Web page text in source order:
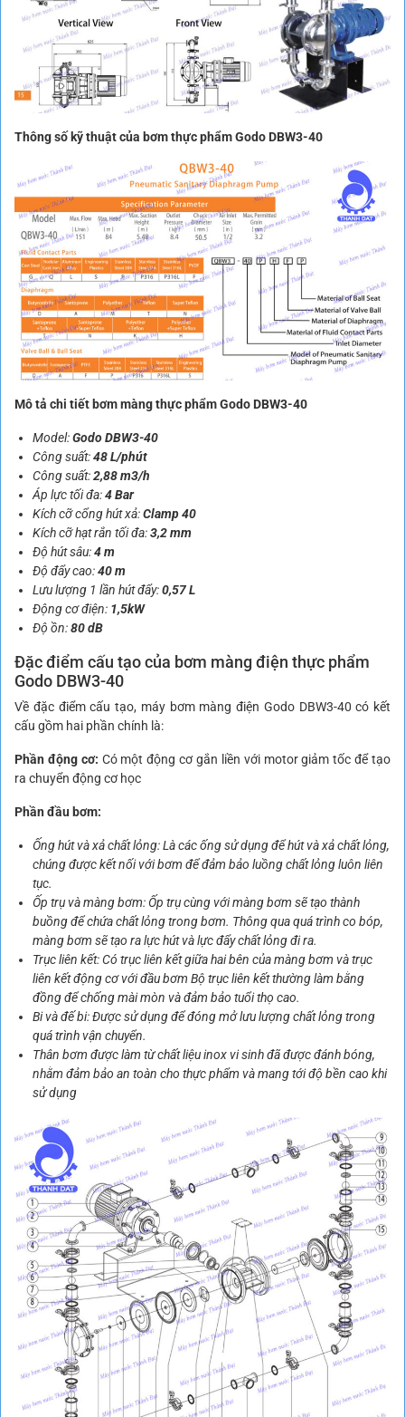
Thông số kỹ thuật của bơm thực phẩm Godo DBW3-40
Mô tả chi tiết bơm màng thực phẩm Godo DBW3-40
Model:Godo DBW3-40
Công suất:48 L/phút
Công suất:2,88 m3/h
Áp lực tối đa:4 Bar
Kích cỡ cổng hút xả:Clamp 40
Kích cỡ hạt rắn tối đa:3,2 mm
Độ hút sâu:4 m
Độ đẩy cao:40 m
Lưu lượng 1 lần hút đẩy:0,57L
Động cơ điện: 1,5kW
Độ ồn:80 dB
Đặc điểm cấu tạo của bơm màng điện thực phẩm
Godo DBW3-40
Về đặc điểm cấu tạo, máy bơm màng điện Godo DBW3-40 có kết
cấu gồm hai phần chính là:
Phần động cơ: Có một động cơ gắn liền với motor giảm tốc để tạo
ra chuyển động cơ học
Phần đầu bơm:
Ống hút và xả chất lỏng: Là các ống sử dụng để hút và xả chất lỏng,
chúng được kết nối với bơm để đảm bảo luồng chất lỏng luôn liên
tục.
Ốp trụ và màng bơm: Ốp trụ cùng với màng bơm sẽ tạo thành
buồng để chứa chất lỏng trong bơm. Thông qua quá trình co bóp,
màng bơm sẽ tạo ra lực hút và lực đẩy chất lỏng đi ra.
Trục liên kết: Có trục liên kết giữa hai bên của màng bơm và trục
liên kết động cơ với đầu bơm Bộ trục liên kết thường làm bằng
đồng để chống mài mòn và đảm bảo tuổi thọ cao.
Bi và đế bi: Được sử dụng để đóng mở lưu lượng chất lỏng trong
quá trình vận chuyển.
Thân bơm được làm từ chất liệu inox vi sinh đã được đánh bóng,
nhằm đảm bảo an toàn cho thực phẩm và mang tới độ bền cao khi
sử dụng